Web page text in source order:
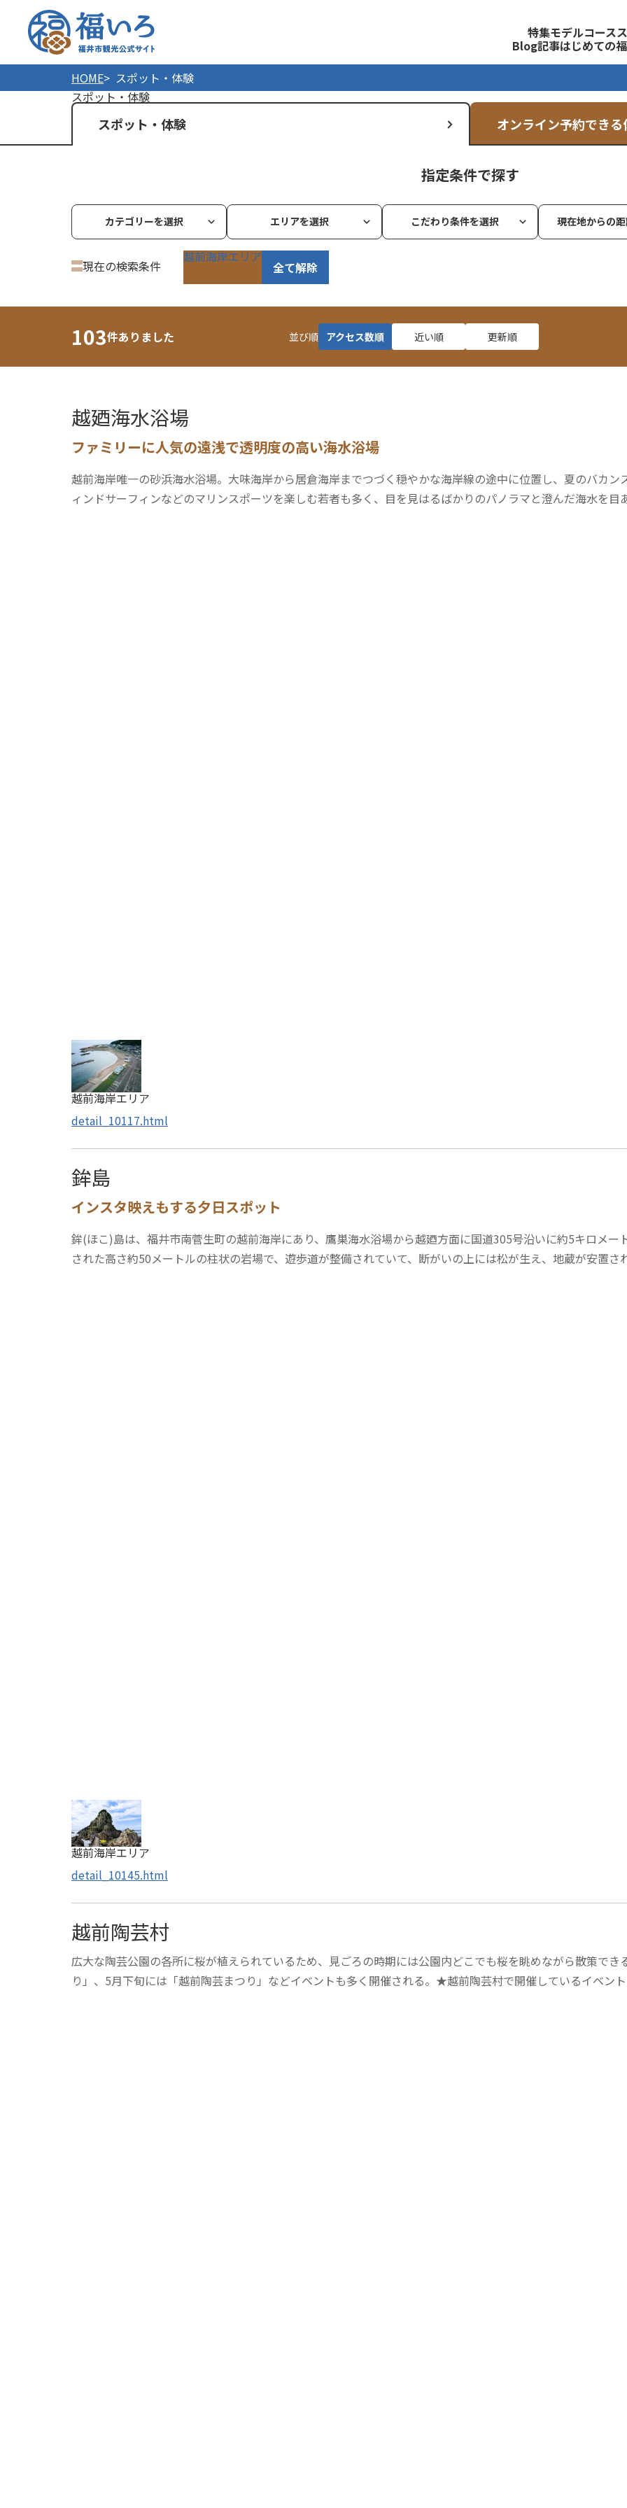
福井市観光公式サイ
特集モデルコース
Blog記事はじめての
HOME
スポット・体験
スポット・体験
スポット・体験 オンライン予約でき
指定条件で探す
カテゴリーを選択 エリアを選択 こだわり条件を選択 現在地からの
現在の検索条件
越前海岸エリア
全て解除
103件ありました 並び順 アクセス数順 近い順 更新順
越廼海水浴場
ファミリーに人気の遠浅で透明度の高い海水浴場
越前海岸唯一の砂浜海水浴場。大味海岸から居倉海岸までつづく穏やかな海岸線の途中に位置し、夏のバカン
ィンドサーフィンなどのマリンスポーツを楽しむ若者も多く、目を見はるばかりのパノラマと澄んだ海水を
越前海岸エリア
detail_10117.html
鉾島
インスタ映えもする夕日スポット
鉾(ほこ)島は、福井市南菅生町の越前海岸にあり、鷹巣海水浴場から越廼方面に国道305号沿いに約5キロメー
された高さ約50メートルの柱状の岩場で、遊歩道が整備されていて、断がいの上には松が生え、地蔵が安置
越前海岸エリア
detail_10145.html
越前陶芸村
広大な陶芸公園の各所に桜が植えられているため、見ごろの時期には公園内どこでも桜を眺めながら散策で
り」、5月下旬には「越前陶芸まつり」などイベントも多く開催される。★越前陶芸村で開催しているイベン